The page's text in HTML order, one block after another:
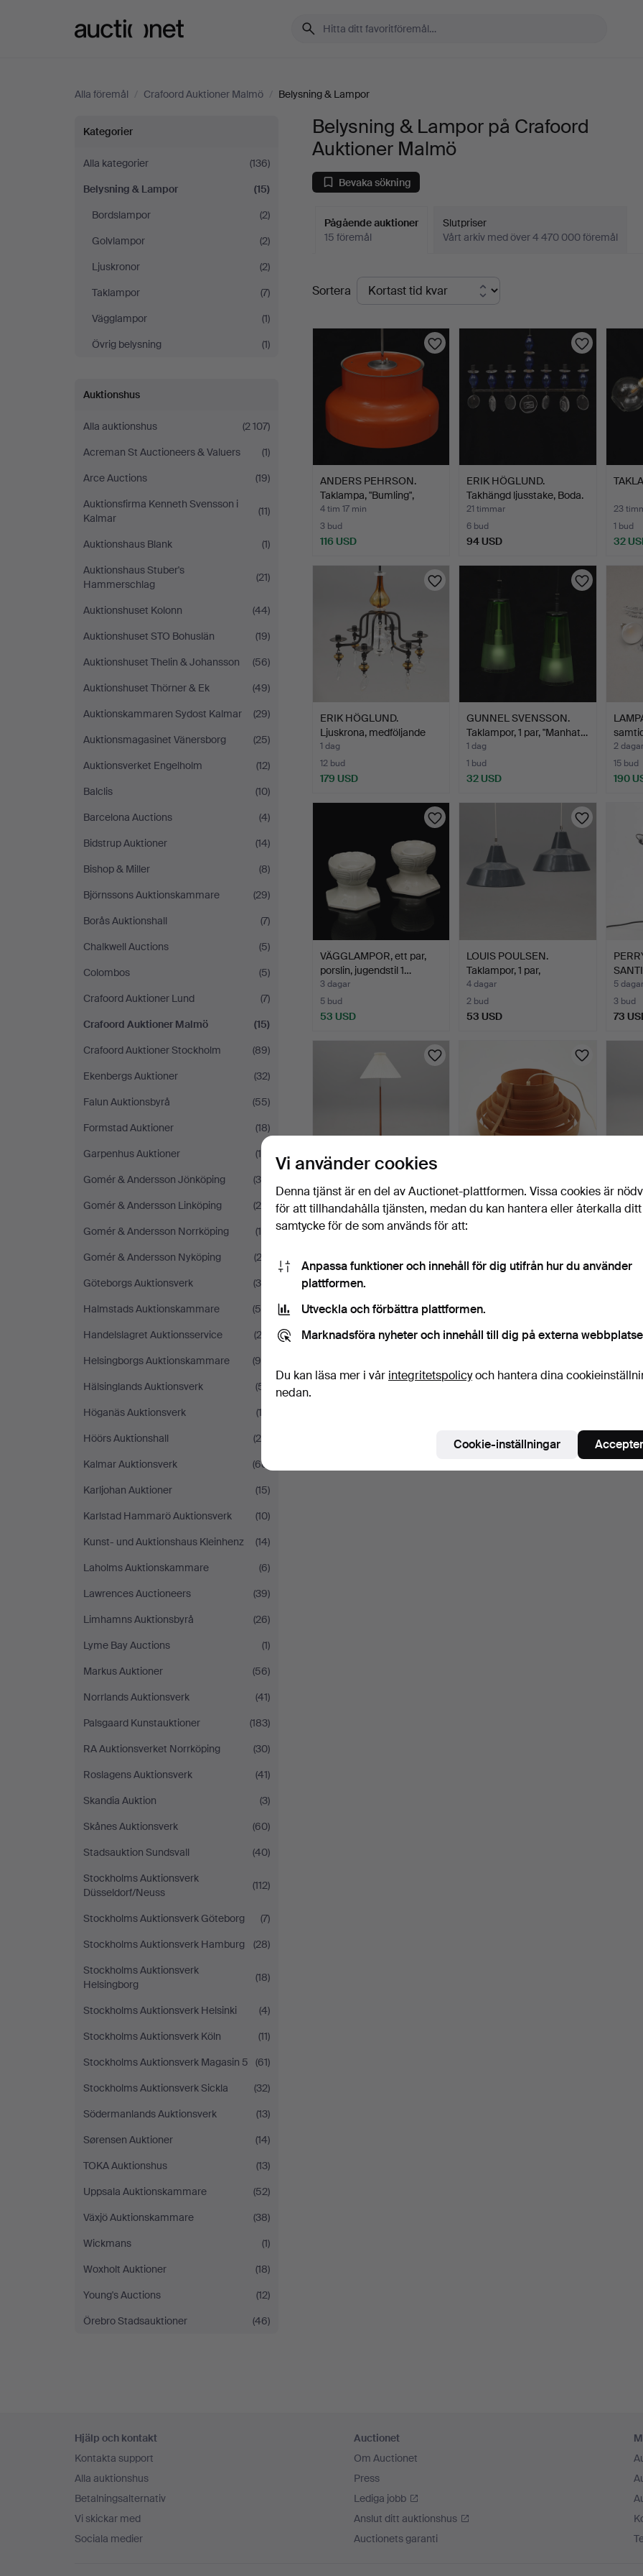
Alla föremål / Crafoord Auktioner Malmö / Belysning & Lampor
Belysning
&
Lampor
på
Crafoord
Auktioner
Malmö
Kategorier
Alla kategorier
(136)
Belysning & Lampor
(15)
Bordslampor
(2)
Golvlampor
(2)
Ljuskronor
(2)
Taklampor
(7)
Vägglampor
(1)
Övrig belysning
(1)
Auktionshus
Alla auktionshus
(2 107)
Acreman St Auctioneers & Valuers
(1)
Arce Auctions
(19)
Auktionsfirma Kenneth Svensson i
Kalmar
(11)
Auktionshaus Blank
(1)
Auktionshaus Stuber's
Hammerschlag
(21)
Auktionshuset Kolonn
(44)
Auktionshuset STO Bohuslän
(19)
Auktionshuset Thelin & Johansson
(56)
Auktionshuset Thörner & Ek
(49)
Auktionskammaren Sydost Kalmar
(29)
Auktionsmagasinet Vänersborg
(25)
Auktionsverket Engelholm
(12)
Balclis
(10)
Barcelona Auctions
(4)
Bidstrup Auktioner
(14)
Bishop & Miller
(8)
Björnssons Auktionskammare
(29)
Borås Auktionshall
(7)
Chalkwell Auctions
(5)
Colombos
(5)
Crafoord Auktioner Lund
(7)
Crafoord Auktioner Malmö
(15)
Crafoord Auktioner Stockholm
(89)
Ekenbergs Auktioner
(32)
Falun Auktionsbyrå
(55)
Formstad Auktioner
(18)
Garpenhus Auktioner
(15)
Gomér & Andersson Jönköping
(34)
Gomér & Andersson Linköping
(26)
Gomér & Andersson Norrköping
(19)
Gomér & Andersson Nyköping
(22)
Göteborgs Auktionsverk
(38)
Halmstads Auktionskammare
(54)
Handelslagret Auktionsservice
(23)
Helsingborgs Auktionskammare
(94)
Hälsinglands Auktionsverk
(51)
Höganäs Auktionsverk
(13)
Höörs Auktionshall
(20)
Kalmar Auktionsverk
(68)
Karljohan Auktioner
(15)
Karlstad Hammarö Auktionsverk
(10)
Kunst- und Auktionshaus Kleinhenz
(14)
Laholms Auktionskammare
(6)
Lawrences Auctioneers
(39)
Limhamns Auktionsbyrå
(26)
Lyme Bay Auctions
(1)
Markus Auktioner
(56)
Norrlands Auktionsverk
(41)
Palsgaard Kunstauktioner
(183)
RA Auktionsverket Norrköping
(30)
Roslagens Auktionsverk
(41)
Skandia Auktion
(3)
Skånes Auktionsverk
(60)
Stadsauktion Sundsvall
(40)
Stockholms Auktionsverk
Düsseldorf/Neuss
(112)
Stockholms Auktionsverk Göteborg
(7)
Stockholms Auktionsverk Hamburg
(28)
Stockholms Auktionsverk
Helsingborg
(18)
Stockholms Auktionsverk Helsinki
(4)
Stockholms Auktionsverk Köln
(11)
Stockholms Auktionsverk Magasin 5
(61)
Stockholms Auktionsverk Sickla
(32)
Södermanlands Auktionsverk
(13)
Sørensen Auktioner
(14)
TOKA Auktionshus
(13)
Uppsala Auktionskammare
(52)
Växjö Auktionskammare
(38)
Wickmans
(1)
Woxholt Auktioner
(18)
Young's Auctions
(12)
Örebro Stadsauktioner
(46)
Belysning & Lampor på Crafoord
Auktioner Malmö
Bevaka sökning
Pågående auktioner
15 föremål
Slutpriser
Vårt arkiv med över 4 470 000 föremål
Pågående
auktioner
Sortera
ANDERS PEHRSON.
Taklampa, "Bumling",
Atelj…
4 tim 17 min
3 bud
116 USD
ERIK HÖGLUND.
Takhängd ljusstake, Boda.
21 timmar
6 bud
94 USD
23
1 bud
32
ERIK HÖGLUND.
Ljuskrona, medföljande
ljuss…
1 dag
12 bud
179 USD
GUNNEL SVENSSON.
Taklampor, 1 par, "Manhat…
1 dag
1 bud
32 USD
2 dagar
15 bud
190
VÄGGLAMPOR, ett par,
porslin, jugendstil 1…
3 dagar
5 bud
53 USD
LOUIS POULSEN.
Taklampor, 1 par,
"Verkstad…
4 dagar
2 bud
53 USD
5 dagar
3 bud
73
GOLVLAMPA, 1950/60-tal.
6 dagar
TAKLAMPA, furu, 1900-
talets andra hälft.
6 dagar
Bevaka sökning
Hjälp och kontakt
Kontakta support
Alla auktionshus
Betalningsalternativ
Vi skickar med
Sociala medier
Auctionet
Om Auctionet
Press
Lediga jobb
Anslut ditt auktionshus
Auctionets garanti
Vi använder cookies
Denna tjänst är en del av Auctionet-plattformen. Vissa cookies är
för att tillhandahålla tjänsten, medan du kan hantera eller återkalla ditt
samtycke för de som används för att:
Anpassa funktioner och innehåll för dig utifrån hur du använder
plattformen.
Utveckla och förbättra plattformen.
Marknadsföra nyheter och innehåll till dig på externa
Du kan läsa mer i vår integritetspolicyoch hantera dina
nedan.
Cookie-inställningar